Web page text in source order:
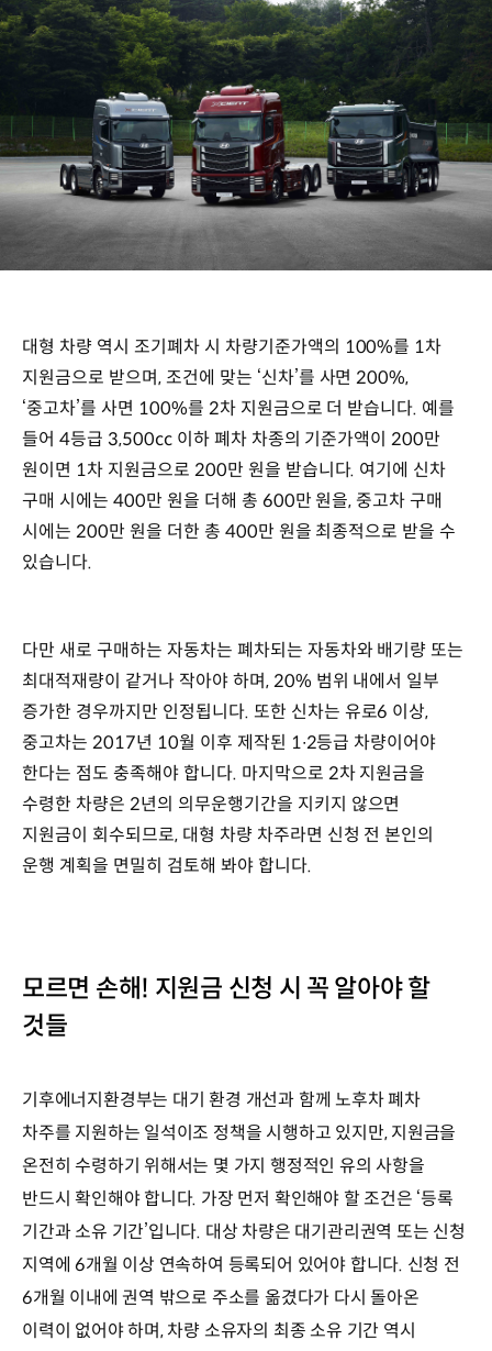
대형 차량 역시 조기폐차 시 차량기준가액의 100%를 1차
지원금으로 받으며, 조건에 맞는 ‘신차’를 사면 200%,
‘중고차’를 사면 100%를 2차 지원금으로 더 받습니다. 예를
들어 4등급 3,500cc 이하 폐차 차종의 기준가액이 200만
원이면 1차 지원금으로 200만 원을 받습니다. 여기에 신차
구매 시에는 400만 원을 더해 총 600만 원을, 중고차 구매
시에는 200만 원을 더한 총 400만 원을 최종적으로 받을 수
있습니다.
다만 새로 구매하는 자동차는 폐차되는 자동차와 배기량 또는
최대적재량이 같거나 작아야 하며, 20% 범위 내에서 일부
증가한 경우까지만 인정됩니다. 또한 신차는 유로6 이상,
중고차는 2017년 10월 이후 제작된 1∙2등급 차량이어야
한다는 점도 충족해야 합니다. 마지막으로 2차 지원금을
수령한 차량은 2년의 의무운행기간을 지키지 않으면
지원금이 회수되므로, 대형 차량 차주라면 신청 전 본인의
운행 계획을 면밀히 검토해 봐야 합니다.
모르면 손해! 지원금 신청 시 꼭 알아야 할
것들
기후에너지환경부는 대기 환경 개선과 함께 노후차 폐차
차주를 지원하는 일석이조 정책을 시행하고 있지만, 지원금을
온전히 수령하기 위해서는 몇 가지 행정적인 유의 사항을
반드시 확인해야 합니다. 가장 먼저 확인해야 할 조건은 ‘등록
기간과 소유 기간’입니다. 대상 차량은 대기관리권역 또는 신청
지역에 6개월 이상 연속하여 등록되어 있어야 합니다. 신청 전
6개월 이내에 권역 밖으로 주소를 옮겼다가 다시 돌아온
이력이 없어야 하며, 차량 소유자의 최종 소유 기간 역시